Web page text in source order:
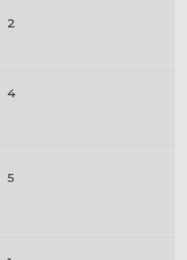
2
4
5